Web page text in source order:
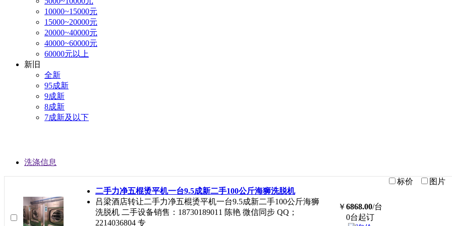
10000~15000元
15000~20000元
20000~40000元
40000~60000元
60000元以上
新旧
全新
95成新
9成新
8成新
7成新及以下
洗涤信息
标价
图片
二手力净五棍烫平机一台9.5成新二手100公斤海狮洗脱机
吕梁酒店转让二手力净五棍烫平机一台9.5成新二手100公斤海狮
洗脱机 二手设备销售：18730189011 陈艳 微信同步 QQ；
2214036804 专
￥6868.00/台
0台起订